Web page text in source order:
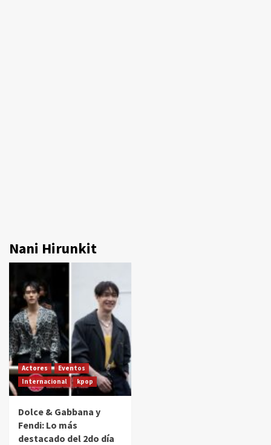
Nani Hirunkit
Actores
Eventos
Internacional
kpop
Dolce & Gabbana y
Fendi: Lo más
destacado del 2do día